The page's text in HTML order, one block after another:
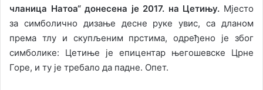
чланица Натоа“ донесена је 2017. на Цетињу. Мјесто
за симболично дизање десне руке увис, са дланом
према тлу и скупљеним прстима, одређено је због
симболике: Цетиње је епицентар његошевске Црне
Горе, и ту је требало да падне. Опет.